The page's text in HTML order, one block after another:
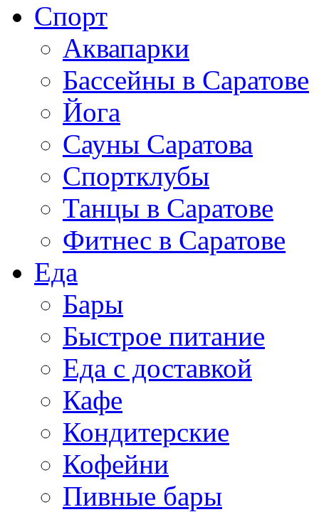
Спорт
Аквапарки
Бассейны в Саратове
Йога
Сауны Саратова
Спортклубы
Танцы в Саратове
Фитнес в Саратове
Еда
Бары
Быстрое питание
Еда с доставкой
Кафе
Кондитерские
Кофейни
Пивные бары